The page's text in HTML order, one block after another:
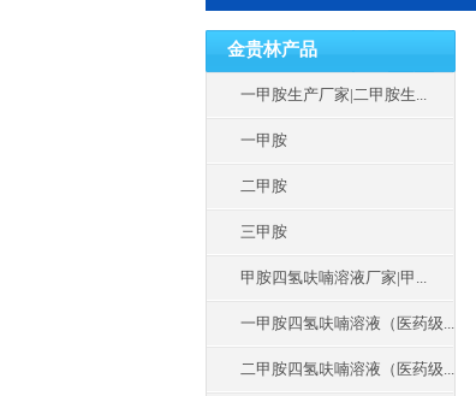
金贵林产品
一甲胺生产厂家|二甲胺生...
一甲胺
二甲胺
三甲胺
甲胺四氢呋喃溶液厂家|甲...
一甲胺四氢呋喃溶液（医药级...
二甲胺四氢呋喃溶液（医药级...